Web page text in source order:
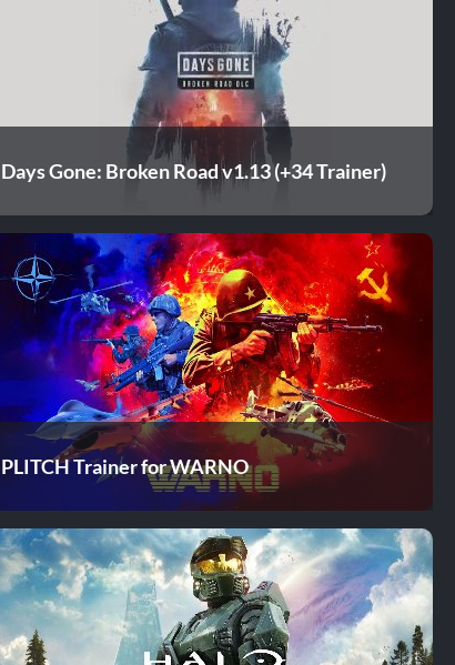
Days Gone: Broken Road v1.13 (+34 Trainer)
PLITCH Trainer for WARNO